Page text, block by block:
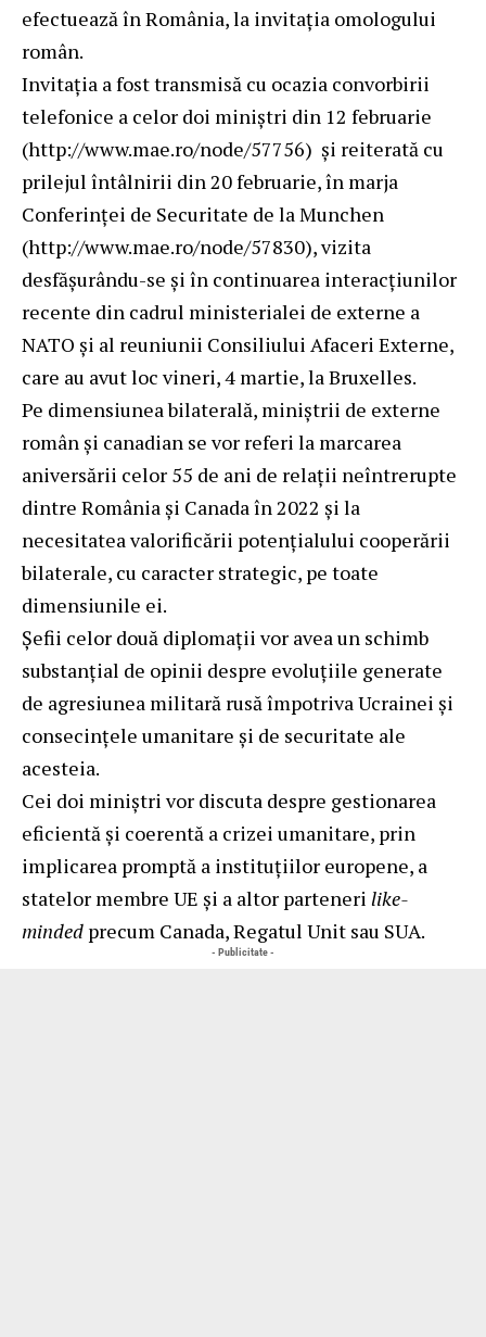
efectuează în România, la invitația omologului
român.
Invitația a fost transmisă cu ocazia convorbirii
telefonice a celor doi miniștri din 12 februarie
(http://www.mae.ro/node/57756) și reiterată cu
prilejul întâlnirii din 20 februarie, în marja
Conferinței de Securitate de la Munchen
(http://www.mae.ro/node/57830), vizita
desfășurându-se și în continuarea interacțiunilor
recente din cadrul ministerialei de externe a
NATO și al reuniunii Consiliului Afaceri Externe,
care au avut loc vineri, 4 martie, la Bruxelles.
Pe dimensiunea bilaterală, miniștrii de externe
român și canadian se vor referi la marcarea
aniversării celor 55 de ani de relații neîntrerupte
dintre România și Canada în 2022 și la
necesitatea valorificării potențialului cooperării
bilaterale, cu caracter strategic, pe toate
dimensiunile ei.
Șefii celor două diplomații vor avea un schimb
substanțial de opinii despre evoluțiile generate
de agresiunea militară rusă împotriva Ucrainei și
consecințele umanitare și de securitate ale
acesteia.
Cei doi miniștri vor discuta despre gestionarea
eficientă și coerentă a crizei umanitare, prin
implicarea promptă a instituțiilor europene, a
statelor membre UE și a altor parteneri like-
minded precum Canada, Regatul Unit sau SUA.
- Publicitate -